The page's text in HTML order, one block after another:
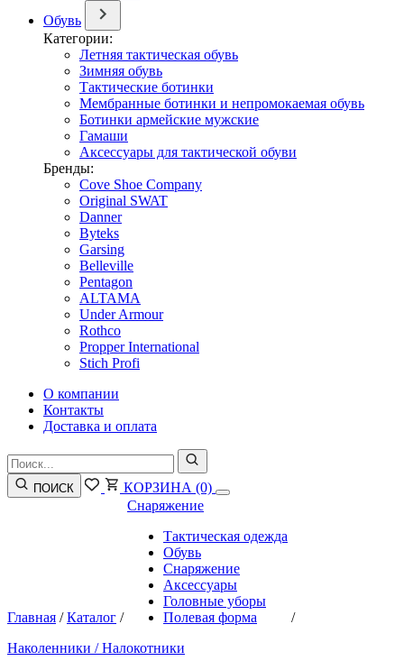
Обувь
Категории:
Летняя тактическая обувь
Зимняя обувь
Тактические ботинки
Мембранные ботинки и непромокаемая обувь
Ботинки армейские мужские
Гамаши
Аксессуары для тактической обуви
Бренды:
Cove Shoe Company
Original SWAT
Danner
Byteks
Garsing
Belleville
Pentagon
ALTAMA
Under Armour
Rothco
Propper International
Stich Profi
О компании
Контакты
Доставка и оплата
ПОИСК КОРЗИНА (0)
Главная /Каталог /
Снаряжение
Тактическая одежда
Обувь
Снаряжение
Аксессуары
Головные уборы
Полевая форма
/
Наколенники / Налокотники